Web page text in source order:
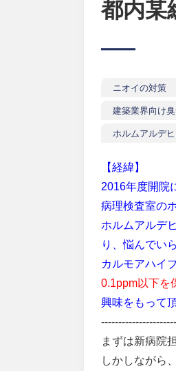
都内
ニオイの対策
建築業界向け
ホルムアルデ
【経緯】
2016年度開院
病理検査室の
ホルムアルデ
り、悩んでい
カルモアハイ
0.1ppm以下を
興味をもって
まずは新病院
しかしながら